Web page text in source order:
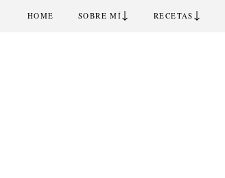
HOME SOBRE MÍ↓ RECETAS ↓